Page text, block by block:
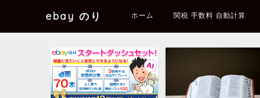
ebay のり ホーム 関税 手数料 自動計算